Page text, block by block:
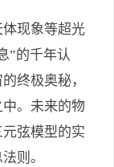
现象等超光
”的千年认
终极奥秘，
。未来的物
弦模型的实
则。